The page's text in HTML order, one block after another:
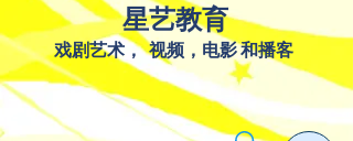
星艺教育
戏剧艺术， 视频，电影和播客